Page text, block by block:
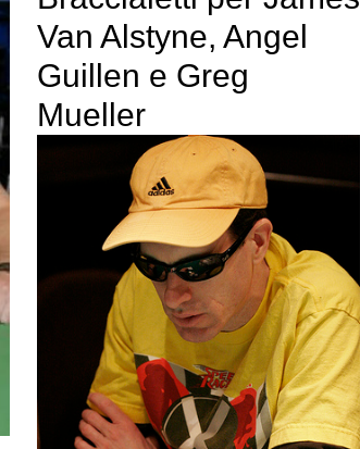
Van Alstyne, Angel
Guillen e Greg
Mueller